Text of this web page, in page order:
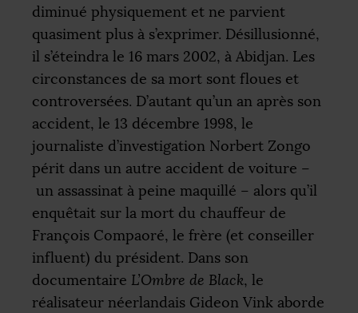
diminué physiquement et ne parvient
quasiment plus à s’exprimer. Désillusionné,
il s’éteindra le 16 mars 2002, à Abidjan. Les
circonstances de sa mort sont floues et
controversées. D’autant qu’un an après son
accident, le 13 décembre 1998, le
journaliste d’investigation Norbert Zongo
périt dans un autre accident de voiture –
un assassinat à peine maquillé – alors qu’il
enquêtait sur la mort du chauffeur de
François Compaoré, le frère (et conseiller
influent) du président. Dans son
documentaire L’Ombre de Black, le
réalisateur néerlandais Gideon Vink aborde